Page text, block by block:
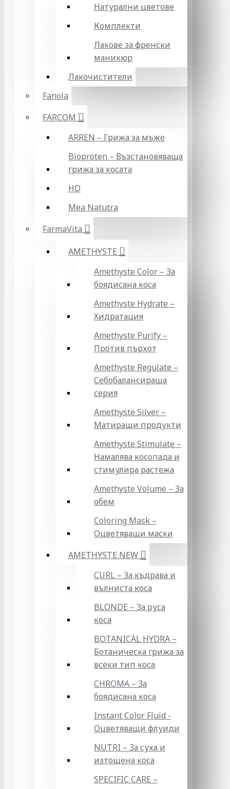
Натурални цветове
Комплекти
Лакове за френски
маникюр
Лакочистители
Fanola
FARCOM
ARREN – Грижа за мъже
Bioproten – Възстановяваща
грижа за косата
HD
Mea Natutra
FarmaVita
AMETHYSTE
Amethyste Color – За
боядисана коса
Amethyste Hydrate –
Хидратация
Amethyste Purify –
Против пърхот
Amethyste Regulate –
Себобалансираща
серия
Amethyste Silver –
Матиращи продукти
Amethyste Stimulate –
Намалява косопада и
стимулира растежа
Amethyste Volume – За
обем
Coloring Mask –
Оцветяващи маски
AMETHYSTE NEW
CURL – За къдрава и
вълниста коса
BLONDE – За руса
коса
BOTANICAL HYDRA –
Ботаническа грижа за
всеки тип коса
CHROMA – За
боядисана коса
Instant Color Fluid -
Оцветяващи флуиди
NUTRI – За суха и
изтощена коса
SPECIFIC CARE –